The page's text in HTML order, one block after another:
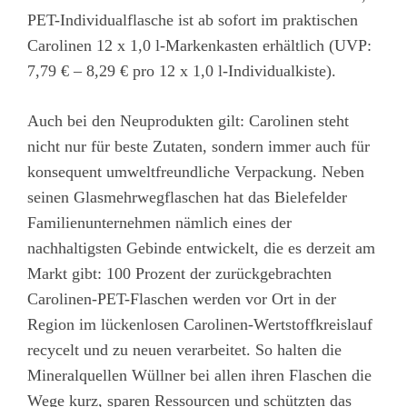
PET-Individualflasche ist ab sofort im praktischen
Carolinen 12 x 1,0 l-Markenkasten erhältlich (UVP:
7,79 € – 8,29 € pro 12 x 1,0 l-Individualkiste).
Auch bei den Neuprodukten gilt: Carolinen steht
nicht nur für beste Zutaten, sondern immer auch für
konsequent umweltfreundliche Verpackung. Neben
seinen Glasmehrwegflaschen hat das Bielefelder
Familienunternehmen nämlich eines der
nachhaltigsten Gebinde entwickelt, die es derzeit am
Markt gibt: 100 Prozent der zurückgebrachten
Carolinen-PET-Flaschen werden vor Ort in der
Region im lückenlosen Carolinen-Wertstoffkreislauf
recycelt und zu neuen verarbeitet. So halten die
Mineralquellen Wüllner bei allen ihren Flaschen die
Wege kurz, sparen Ressourcen und schützten das